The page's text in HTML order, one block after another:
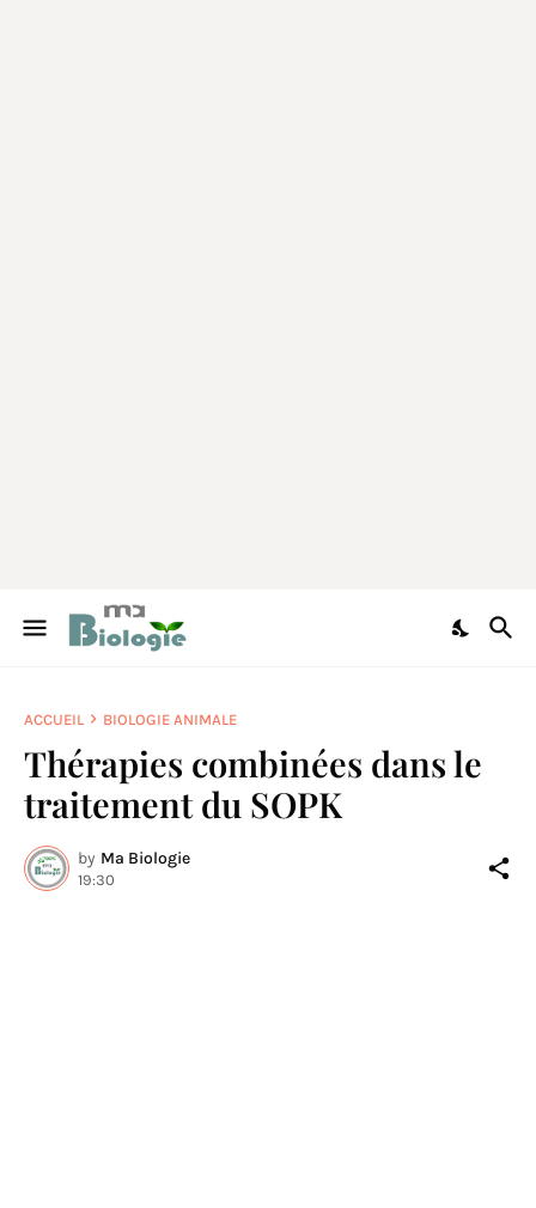
ACCUEIL BIOLOGIE ANIMALE
Thérapies combinées dans le
traitement du SOPK
by Ma Biologie
19:30